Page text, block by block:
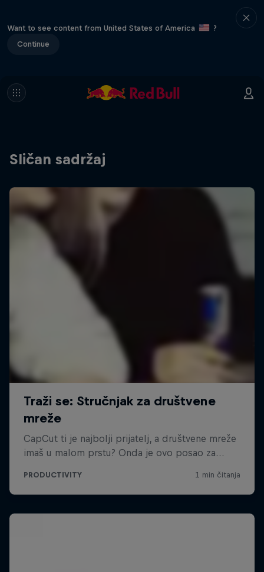
Want to see content from United States of America
?
Continue
Sličan sadržaj